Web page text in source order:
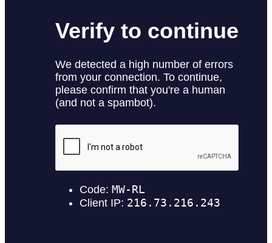
Смотреть позже
Участники дискуссии:
Юлия Солдаткина,
руководитель корпоративного
университета Почта России
Мария Ковалева, управляющий
Михаил Москотин, бизнес-